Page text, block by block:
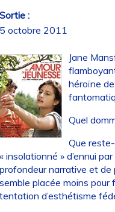
:
octobre 2011
Jane
héroïne
Quel
Que
insolationné » d’ennui
narrative et de
placée moins pour
d’esthétisme